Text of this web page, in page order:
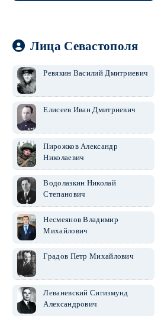
Лица Севастополя
Ревякин Василий Дмитриевич
Елисеев Иван Дмитриевич
Пирожков Александр
Николаевич
Водолазкин Николай
Степанович
Несмеянов Владимир
Михайлович
Градов Петр Михайлович
Леваневский Сигизмунд
Александрович